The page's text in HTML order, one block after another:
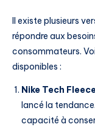
Il existe plusieurs
répondre aux
consommateurs.
disponibles :
Nike Tech
lancé la
capacité à